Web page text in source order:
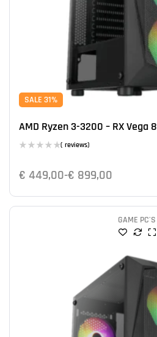
SALE 31%
AMD Ryzen 3-3200 – RX Vega 8
( reviews)
€ 449,00-€ 899,00
GAME PC'S